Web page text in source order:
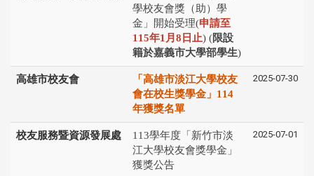
學校友會獎（助）學
金」開始受理(申請⾄
115年1⽉8⽇⽌) (限設
籍於嘉義市大學部學生)
高雄市校友會
「高雄市淡江大學校友
會在校生獎學金」114
年獲獎名單
2025-07-30
校友服務暨資源發展處
113學年度「新竹市淡
江大學校友會獎學金」
獲獎公告
2025-07-01